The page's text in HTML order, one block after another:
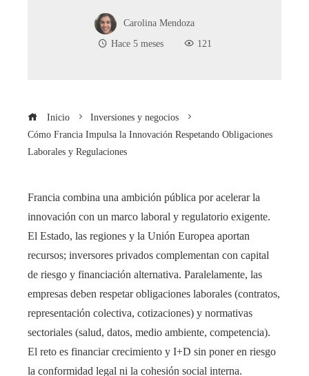
Carolina Mendoza
Hace 5 meses
121
Inicio
Inversiones y negocios
Cómo Francia Impulsa la Innovación Respetando Obligaciones
Laborales y Regulaciones
Francia combina una ambición pública por acelerar la
innovación con un marco laboral y regulatorio exigente.
El Estado, las regiones y la Unión Europea aportan
recursos; inversores privados complementan con capital
de riesgo y financiación alternativa. Paralelamente, las
empresas deben respetar obligaciones laborales (contratos,
representación colectiva, cotizaciones) y normativas
sectoriales (salud, datos, medio ambiente, competencia).
El reto es financiar crecimiento y I+D sin poner en riesgo
la conformidad legal ni la cohesión social interna.